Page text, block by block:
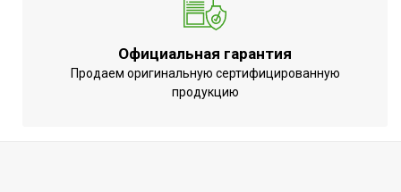
Официальная гарантия
Продаем оригинальную сертифицированную
продукцию